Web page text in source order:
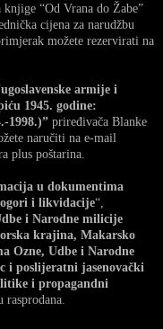
“Od Vrana do Žabe”
cijena za narudžbu
možete rezervirati na
armije i
1945. godine:
1998.)” priređivača Blanke
naručiti na e-mail
plus poštarina.
u dokumentima
i likvidacije“,
i Narodne milicije
krajina, Makarsko
Ozne, Udbe i Narodne
i poslijeratni jasenovački
i propagandni
rasprodana.